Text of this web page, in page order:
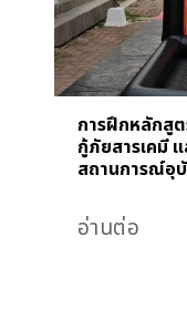
การฝึกหลักสู
กู้ภัยสารเคมี
สถานการณ์อุ
อ่านต่อ